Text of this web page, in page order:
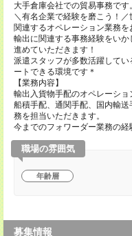
大手倉庫会社での貿易事務です。
＼有名企業で経験を磨こう！
関連するオペレーション業務を
輸出に関連する事務経験をい
進めていただきます！
派遣スタッフが多数活躍して
ートできる環境です＊
【業務内容】
輸出入貨物手配のオペレーショ
船積手配、通関手配、国内輸
務を担当いただきます。
今までのフォワーダー業務の経
職場の雰囲気
年齢層
募集情報